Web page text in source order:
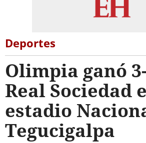
Deportes
Olimpia ganó
Real Sociedad
estadio
Tegucigalpa